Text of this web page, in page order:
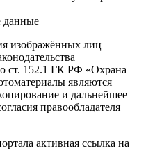
данные
изображённых лиц
ст. 152.1 ГК РФ «Охрана
являются
и дальнейшее
правообладателя
активная ссылка на